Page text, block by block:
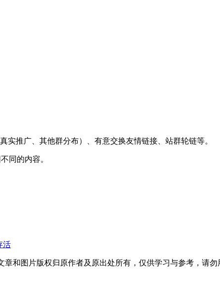
实推广、其他群分布）、有意交换友情链接、站群轮链等。
同的内容。
活
和图片版权归原作者及原出处所有，仅供学习与参考，请